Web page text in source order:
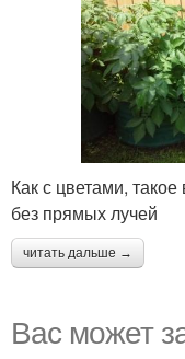
Как с цветами,
без прямых лучей
читать дальше →
Вас может